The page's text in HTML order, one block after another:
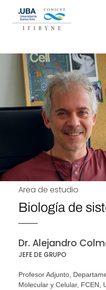
Area de estudio
Biología de
Dr. Alejandro
JEFE DE GRUPO
Profesor Adjunto,
Molecular y Celular, FCEN,